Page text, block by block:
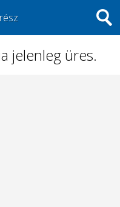
jelenleg üres.